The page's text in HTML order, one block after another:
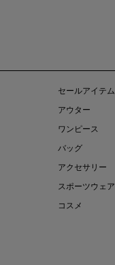
セールアイテム
アウター
ワンピース
バッグ
アクセサリー
スポーツウェア
コスメ